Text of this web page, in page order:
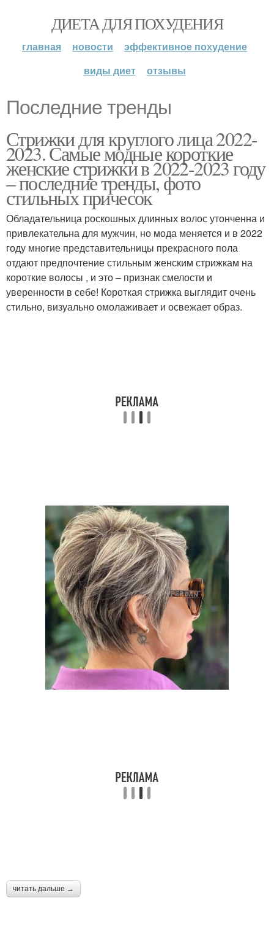
ДИЕТА ДЛЯ ПОХУДЕНИЯ
главная новости
эффективное похудение
виды диет
отзывы
Последние тренды
Стрижки для круглого лица 2022-
2023. Самые модные короткие
женские стрижки в 2022-2023 году
– последние тренды, фото
стильных причесок
Обладательница роскошных длинных волос утонченна и
привлекательна для мужчин, но мода меняется и в 2022
году многие представительницы прекрасного пола
отдают предпочтение стильным женским стрижкам на
короткие волосы , и это – признак смелости и
уверенности в себе! Короткая стрижка выглядит очень
стильно, визуально омолаживает и освежает образ.
читать дальше →